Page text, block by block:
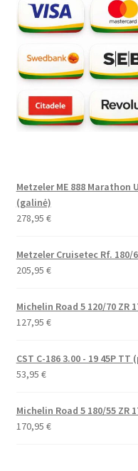
Metzeler ME 888 Marathon
(galinė)
278,95 €
Metzeler Cruisetec Rf. 180/
205,95 €
Michelin Road 5 120/70 ZR
127,95 €
CST C-186 3.00 - 19 45P TT
53,95 €
Michelin Road 5 180/55 ZR
170,95 €